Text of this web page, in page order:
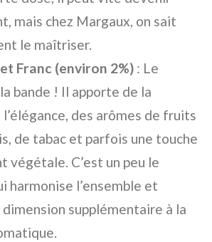
mais chez Margaux, on sait
le maîtriser.
Franc (environ 2%) : Le
bande ! Il apporte de la
des arômes de fruits
de tabac et parfois une touche
végétale. C’est un peu le
harmonise l’ensemble et
supplémentaire à la